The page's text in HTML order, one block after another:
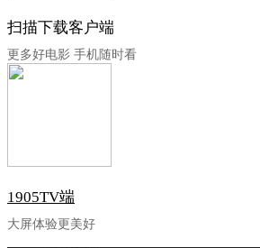
扫描下载客户端
更多好电影 手机随时看
1905TV端
大屏体验更美好